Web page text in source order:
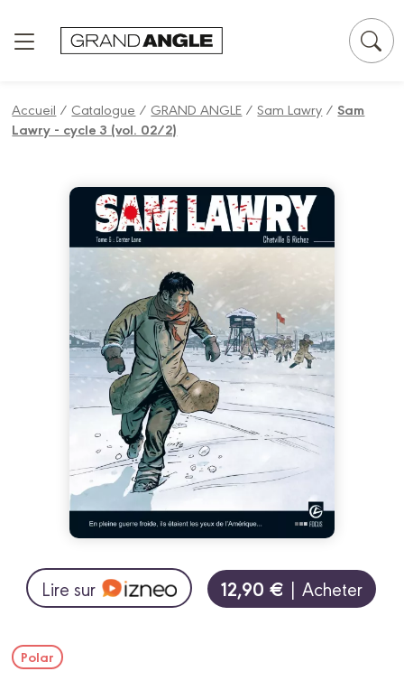
Accueil / Catalogue / GRAND ANGLE /Sam Lawry /Sam
Lawry - cycle 3 (vol. 02/2)
Lire sur 12,90 € | Acheter
Polar